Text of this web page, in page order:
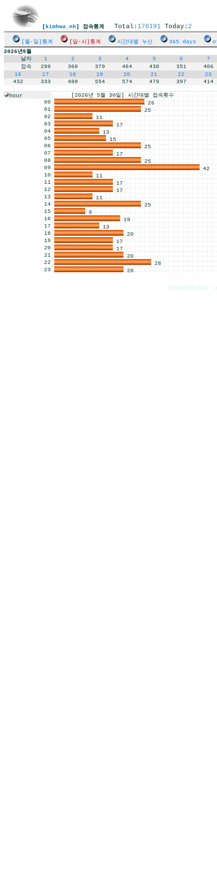
[ kimhwa_nh] 접속통계 Total: 176191 Today: 2
[월-일]통계 [일-시]통계 시간대별 누산 365 days
2026년5월
날자
1 2 3 4 5 6
7
접속
299 368 379 464 430 351
406
16
17 18 19 20 21 22
23
432
333 488 554 574 479 397 414
hour
[2026년 5월 30일] 시간대별 접속횟수
00
26
01
25
02
11
03
17
04
13
05
15
06
25
07
17
08
25
09
42
10
11
11
17
12
17
13
11
14
25
15
9
16
19
17
13
18
20
19
17
20
17
21
20
22
28
23
20